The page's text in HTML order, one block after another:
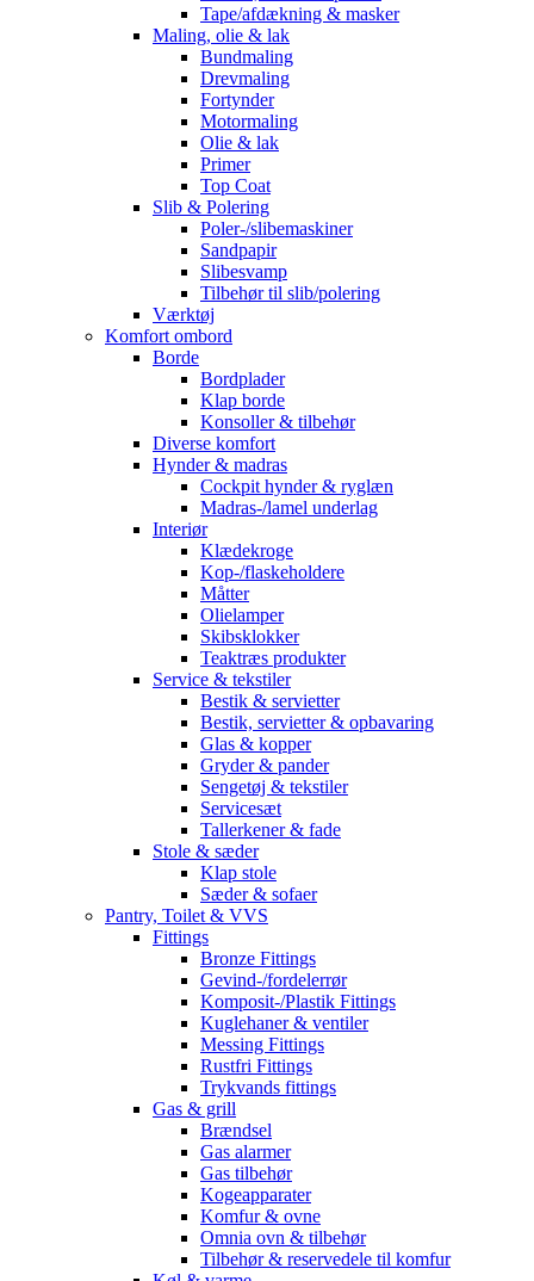
Tape/afdækning & masker
Maling, olie & lak
Bundmaling
Drevmaling
Fortynder
Motormaling
Olie & lak
Primer
Top Coat
Slib & Polering
Poler-/slibemaskiner
Sandpapir
Slibesvamp
Tilbehør til slib/polering
Værktøj
Komfort ombord
Borde
Bordplader
Klap borde
Konsoller & tilbehør
Diverse komfort
Hynder & madras
Cockpit hynder & ryglæn
Madras-/lamel underlag
Interiør
Klædekroge
Kop-/flaskeholdere
Måtter
Olielamper
Skibsklokker
Teaktræs produkter
Service & tekstiler
Bestik & servietter
Bestik, servietter & opbavaring
Glas & kopper
Gryder & pander
Sengetøj & tekstiler
Servicesæt
Tallerkener & fade
Stole & sæder
Klap stole
Sæder & sofaer
Pantry, Toilet & VVS
Fittings
Bronze Fittings
Gevind-/fordelerrør
Komposit-/Plastik Fittings
Kuglehaner & ventiler
Messing Fittings
Rustfri Fittings
Trykvands fittings
Gas & grill
Brændsel
Gas alarmer
Gas tilbehør
Kogeapparater
Komfur & ovne
Omnia ovn & tilbehør
Tilbehør & reservedele til komfur